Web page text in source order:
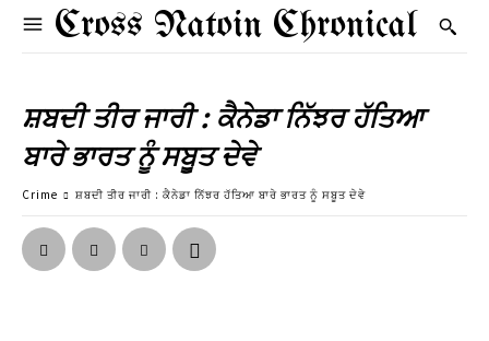
Cross Natoin Chronical
ਸ਼ਬਦੀ ਤੀਰ ਜਾਰੀ : ਕੈਨੇਡਾ ਨਿੱਝਰ ਹੱਤਿਆ
ਬਾਰੇ ਭਾਰਤ ਨੂੰ ਸਬੂਤ ਦੇਵੇ
Crime ਸ਼ਬਦੀ ਤੀਰ ਜਾਰੀ : ਕੈਨੇਡਾ ਨਿੱਝਰ ਹੱਤਿਆ ਬਾਰੇ ਭਾਰਤ ਨੂੰ ਸਬੂਤ ਦੇਵੇ